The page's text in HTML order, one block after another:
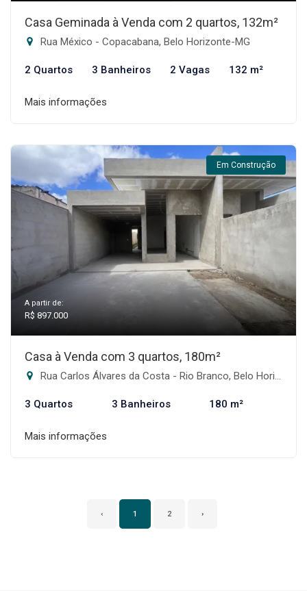
Casa Geminada à Venda com 2 quartos, 132m²
Rua México - Copacabana, Belo Horizonte-MG
2 Quartos 3 Banheiros 2 Vagas 132 m²
Mais informações
Em Construção
A partir de:
R$ 897.000
Casa à Venda com 3 quartos, 180m²
Rua Carlos Álvares da Costa - Rio Branco, Belo Horizonte-MG
3 Quartos 3 Banheiros 180 m²
Mais informações
‹ 1 2 ›